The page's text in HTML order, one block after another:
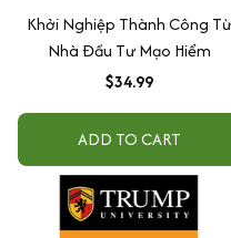
Khởi Nghiệp Thành Công Từ
Nhà Đầu Tư Mạo Hiểm
$34.99
ADD TO CART